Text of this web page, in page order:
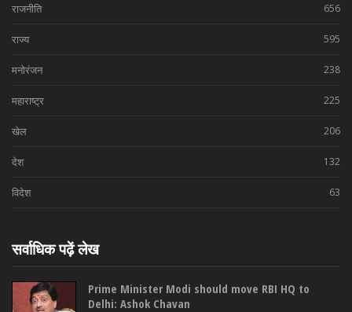
राजनीति 656
राज्य 595
मनोरंजन 238
महाराष्ट्र 225
खेल 206
देश 132
विदेश 63
सर्वाधिक पढ़ें लेख
Prime Minister Modi should move RBI HQ to
Delhi: Ashok Chavan